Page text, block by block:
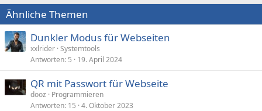
i
o
n
e
n
:
Ähnliche Themen
Dunkler Modus für Webseiten
xxlrider Systemtools
Antworten 5 19. April 2024
QR mit Passwort für Webseite
dooz
Programmieren
Antworten 15 4. Oktober 2023